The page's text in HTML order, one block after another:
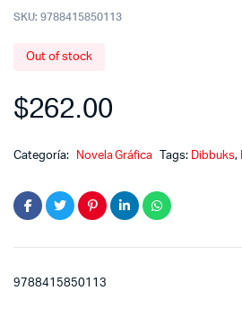
SKU: 9788415850113
Out of stock
$262.00
Categoría: Novela Gráfica Tags: Dibbuks,
9788415850113